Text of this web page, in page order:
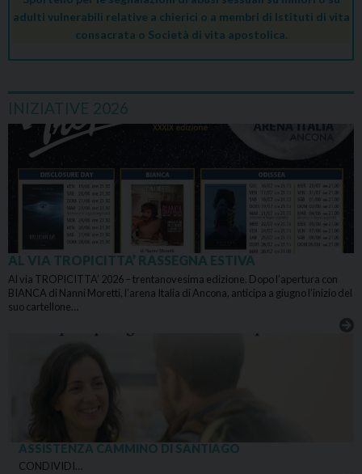
adulti vulnerabili relative a chierici o a membri di Istituti di vita
consacrata o Società di vita apostolica.
INIZIATIVE 2026
AL VIA TROPICITTA’ RASSEGNA ESTIVA
Al via TROPICITTA’ 2026 – trentanovesima edizione. Dopo l’apertura con
BIANCA di Nanni Moretti, l’arena Italia di Ancona, anticipa a giugno l’inizio del
suo cartellone…
ASSISTENZA CAMMINO DI SANTIAGO
CONDIVIDI…